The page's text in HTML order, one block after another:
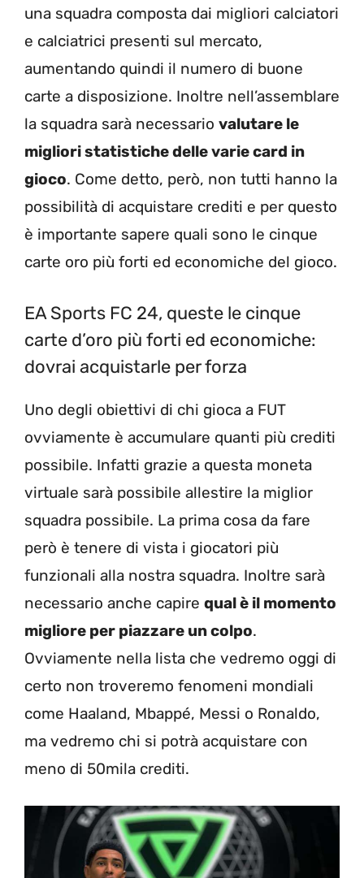
una squadra composta dai migliori calciatori
e calciatrici presenti sul mercato,
aumentando quindi il numero di buone
carte a disposizione. Inoltre nell’assemblare
la squadra sarà necessario valutare le
migliori statistiche delle varie card in
gioco. Come detto, però, non tutti hanno la
possibilità di acquistare crediti e per questo
è importante sapere quali sono le cinque
carte oro più forti ed economiche del gioco.
EA Sports FC 24, queste le cinque
carte d’oro più forti ed economiche:
dovrai acquistarle per forza
Uno degli obiettivi di chi gioca a FUT
ovviamente è accumulare quanti più crediti
possibile. Infatti grazie a questa moneta
virtuale sarà possibile allestire la miglior
squadra possibile. La prima cosa da fare
però è tenere di vista i giocatori più
funzionali alla nostra squadra. Inoltre sarà
necessario anche capire qual è il momento
migliore per piazzare un colpo.
Ovviamente nella lista che vedremo oggi di
certo non troveremo fenomeni mondiali
come Haaland, Mbappé, Messi o Ronaldo,
ma vedremo chi si potrà acquistare con
meno di 50mila crediti.